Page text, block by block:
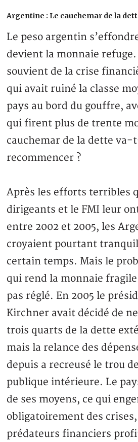
Argentine : Le cauchemar de la
Le peso argentin
devient la monnaie refuge.
souvient de la crise
qui avait ruiné la classe
pays au bord du gouffre,
qui firent plus de trente
cauchemar de la dette
recommencer ?
Après les efforts terribles
dirigeants et le FMI leur
entre 2002 et 2005, les
croyaient pourtant
certain temps. Mais le
qui rend la monnaie
pas réglé. En 2005 le
Kirchner avait décidé de
trois quarts de la dette
mais la relance des
depuis a recreusé le trou
publique intérieure. Le
de ses moyens, ce qui
obligatoirement des
prédateurs financiers